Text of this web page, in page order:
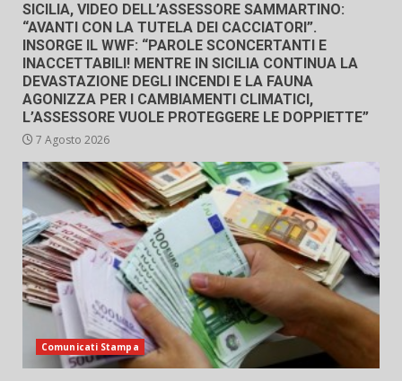
SICILIA, VIDEO DELL’ASSESSORE SAMMARTINO:
“AVANTI CON LA TUTELA DEI CACCIATORI”.
INSORGE IL WWF: “PAROLE SCONCERTANTI E
INACCETTABILI! MENTRE IN SICILIA CONTINUA LA
DEVASTAZIONE DEGLI INCENDI E LA FAUNA
AGONIZZA PER I CAMBIAMENTI CLIMATICI,
L’ASSESSORE VUOLE PROTEGGERE LE DOPPIETTE”
7 Agosto 2026
Comunicati Stampa